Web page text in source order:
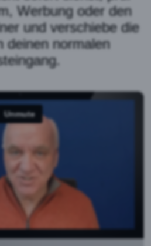
Werbung oder den
und verschiebe die
deinen normalen